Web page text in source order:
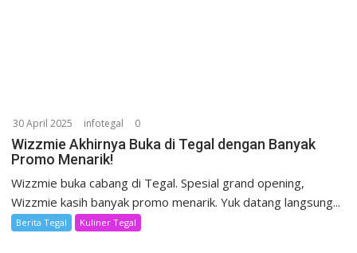
30 April 2025 infotegal 0
Wizzmie Akhirnya Buka di Tegal dengan Banyak
Promo Menarik!
Wizzmie buka cabang di Tegal. Spesial grand opening,
Wizzmie kasih banyak promo menarik. Yuk datang langsung...
Berita Tegal Kuliner Tegal